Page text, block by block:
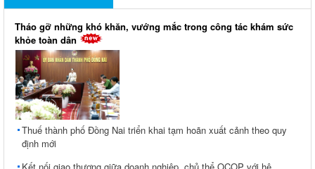
Tháo gỡ những khó khăn, vướng mắc trong công tác khám sức
khỏe toàn dân
Thuế thành phố Đồng Nai triển khai tạm hoãn xuất cảnh theo quy
định mới